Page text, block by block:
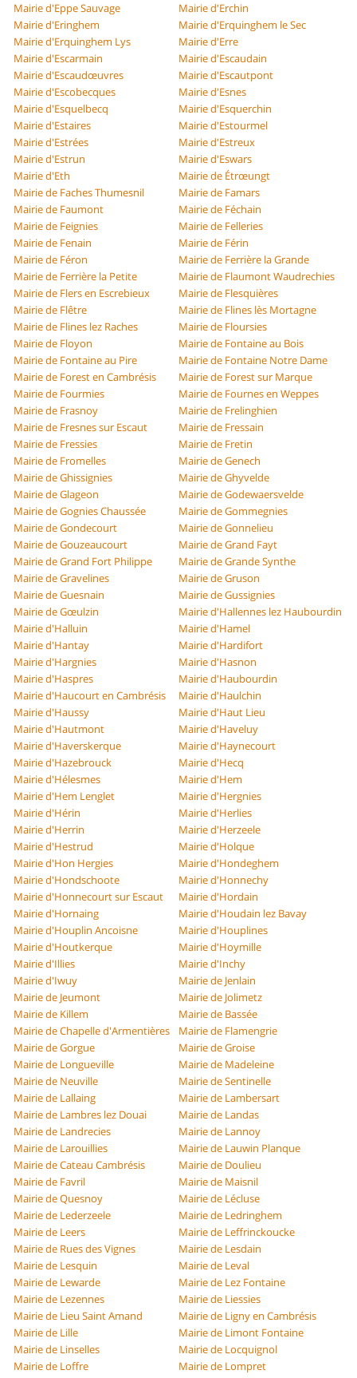
Mairie d'Eppe Sauvage
Mairie d'Erchin
Mairie d'Eringhem
Mairie d'Erquinghem le Sec
Mairie d'Erquinghem Lys
Mairie d'Erre
Mairie d'Escarmain
Mairie d'Escaudain
Mairie d'Escaudœuvres
Mairie d'Escautpont
Mairie d'Escobecques
Mairie d'Esnes
Mairie d'Esquelbecq
Mairie d'Esquerchin
Mairie d'Estaires
Mairie d'Estourmel
Mairie d'Estrées
Mairie d'Estreux
Mairie d'Estrun
Mairie d'Eswars
Mairie d'Eth
Mairie de Étrœungt
Mairie de Faches Thumesnil
Mairie de Famars
Mairie de Faumont
Mairie de Féchain
Mairie de Feignies
Mairie de Felleries
Mairie de Fenain
Mairie de Férin
Mairie de Féron
Mairie de Ferrière la Grande
Mairie de Ferrière la Petite
Mairie de Flaumont Waudrechies
Mairie de Flers en Escrebieux
Mairie de Flesquières
Mairie de Flêtre
Mairie de Flines lès Mortagne
Mairie de Flines lez Raches
Mairie de Floursies
Mairie de Floyon
Mairie de Fontaine au Bois
Mairie de Fontaine au Pire
Mairie de Fontaine Notre Dame
Mairie de Forest en Cambrésis
Mairie de Forest sur Marque
Mairie de Fourmies
Mairie de Fournes en Weppes
Mairie de Frasnoy
Mairie de Frelinghien
Mairie de Fresnes sur Escaut
Mairie de Fressain
Mairie de Fressies
Mairie de Fretin
Mairie de Fromelles
Mairie de Genech
Mairie de Ghissignies
Mairie de Ghyvelde
Mairie de Glageon
Mairie de Godewaersvelde
Mairie de Gognies Chaussée
Mairie de Gommegnies
Mairie de Gondecourt
Mairie de Gonnelieu
Mairie de Gouzeaucourt
Mairie de Grand Fayt
Mairie de Grand Fort Philippe
Mairie de Grande Synthe
Mairie de Gravelines
Mairie de Gruson
Mairie de Guesnain
Mairie de Gussignies
Mairie de Gœulzin
Mairie d'Hallennes lez Haubourdin
Mairie d'Halluin
Mairie d'Hamel
Mairie d'Hantay
Mairie d'Hardifort
Mairie d'Hargnies
Mairie d'Hasnon
Mairie d'Haspres
Mairie d'Haubourdin
Mairie d'Haucourt en Cambrésis
Mairie d'Haulchin
Mairie d'Haussy
Mairie d'Haut Lieu
Mairie d'Hautmont
Mairie d'Haveluy
Mairie d'Haverskerque
Mairie d'Haynecourt
Mairie d'Hazebrouck
Mairie d'Hecq
Mairie d'Hélesmes
Mairie d'Hem
Mairie d'Hem Lenglet
Mairie d'Hergnies
Mairie d'Hérin
Mairie d'Herlies
Mairie d'Herrin
Mairie d'Herzeele
Mairie d'Hestrud
Mairie d'Holque
Mairie d'Hon Hergies
Mairie d'Hondeghem
Mairie d'Hondschoote
Mairie d'Honnechy
Mairie d'Honnecourt sur Escaut
Mairie d'Hordain
Mairie d'Hornaing
Mairie d'Houdain lez Bavay
Mairie d'Houplin Ancoisne
Mairie d'Houplines
Mairie d'Houtkerque
Mairie d'Hoymille
Mairie d'Illies
Mairie d'Inchy
Mairie d'Iwuy
Mairie de Jenlain
Mairie de Jeumont
Mairie de Jolimetz
Mairie de Killem
Mairie de Bassée
Mairie de Chapelle d'Armentières
Mairie de Flamengrie
Mairie de Gorgue
Mairie de Groise
Mairie de Longueville
Mairie de Madeleine
Mairie de Neuville
Mairie de Sentinelle
Mairie de Lallaing
Mairie de Lambersart
Mairie de Lambres lez Douai
Mairie de Landas
Mairie de Landrecies
Mairie de Lannoy
Mairie de Larouillies
Mairie de Lauwin Planque
Mairie de Cateau Cambrésis
Mairie de Doulieu
Mairie de Favril
Mairie de Maisnil
Mairie de Quesnoy
Mairie de Lécluse
Mairie de Lederzeele
Mairie de Ledringhem
Mairie de Leers
Mairie de Leffrinckoucke
Mairie de Rues des Vignes
Mairie de Lesdain
Mairie de Lesquin
Mairie de Leval
Mairie de Lewarde
Mairie de Lez Fontaine
Mairie de Lezennes
Mairie de Liessies
Mairie de Lieu Saint Amand
Mairie de Ligny en Cambrésis
Mairie de Lille
Mairie de Limont Fontaine
Mairie de Linselles
Mairie de Locquignol
Mairie de Loffre
Mairie de Lompret